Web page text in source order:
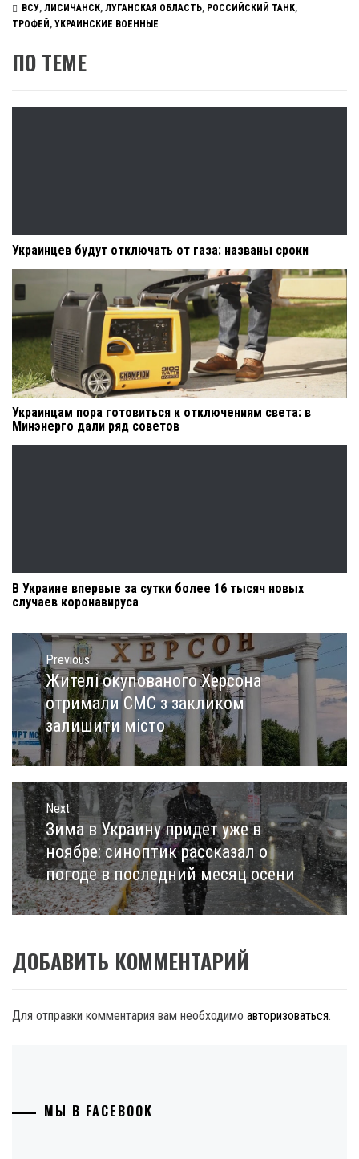
ВСУ, ЛИСИЧАНСК, ЛУГАНСКАЯ ОБЛАСТЬ, РОССИЙСКИЙ ТАНК,
ТРОФЕЙ, УКРАИНСКИЕ ВОЕННЫЕ
ПО ТЕМЕ
Украинцев будут отключать от газа: названы сроки
Украинцам пора готовиться к отключениям света: в
Минэнерго дали ряд советов
В Украине впервые за сутки более 16 тысяч новых
случаев коронавируса
Навигация
записям
Previous
Previous
post:
Жителі окупованого Херсона
отримали СМС з закликом
залишити місто
Next
Next
post:
Зима в Украину придет уже в
ноябре: синоптик рассказал о
погоде в последний месяц осени
ДОБАВИТЬ КОММЕНТАРИЙ
Для отправки комментария вам необходимо авторизоваться.
МЫ В FACEBOOK